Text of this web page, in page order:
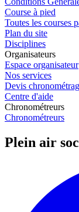
Course à pied
Toutes les courses
Plan du site
Disciplines
Organisateurs
Espace organisateur
Nos services
Devis
Centre d'aide
Chronométreurs
Chronométreurs
Plein air